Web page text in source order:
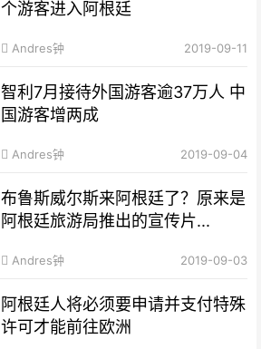
个游客进入阿根廷
Andres钟 2019-09-11
智利7月接待外国游客逾37万人 中
国游客增两成
Andres钟 2019-09-04
布鲁斯威尔斯来阿根廷了？原来是
阿根廷旅游局推出的宣传片...
Andres钟 2019-09-03
阿根廷人将必须要申请并支付特殊
许可才能前往欧洲